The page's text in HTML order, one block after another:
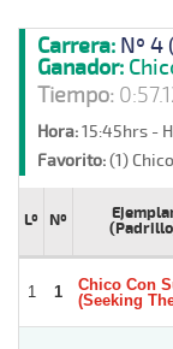
Carrera: Nº 4
Ganador:
Tiempo:
Hora:15:45hrs -
Favorito:(1)
Lº Nº
1 1
Chico Con
(Seeking